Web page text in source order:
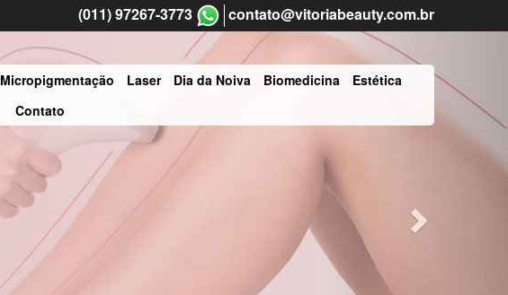
(011) 97267-3773 contato@vitoriabeauty.com.br
Micropigmentação Laser Dia da Noiva Biomedicina
Estética
Contato
Next